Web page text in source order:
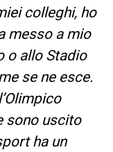
colleghi, ho
messo a mio
o allo Stadio
se ne esce.
sono uscito
ha un